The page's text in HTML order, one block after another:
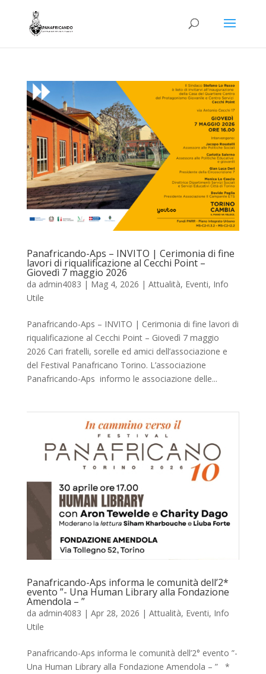
Panafricando-Aps – INVITO | Cerimonia di fine
lavori di riqualificazione al Cecchi Point –
Giovedì 7 maggio 2026
da admin4083 | Mag 4, 2026 | Attualità, Eventi, Info
Utile
Panafricando-Aps – INVITO | Cerimonia di fine lavori di
riqualificazione al Cecchi Point – Giovedì 7 maggio
2026 Cari fratelli, sorelle ed amici dell’associazione e
del Festival Panafricano Torino. L’associazione
Panafricando-Aps informo le associazione delle...
Panafricando-Aps informa le comunità dell’2*
evento ”- Una Human Library alla Fondazione
Amendola – ”
da admin4083 | Apr 28, 2026 | Attualità, Eventi, Info
Utile
Panafricando-Aps informa le comunità dell’2° evento ”-
Una Human Library alla Fondazione Amendola – ” *